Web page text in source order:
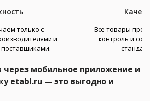
только с
и
Все товары
контроль и
через мобильное приложение и
etabl.ru — это выгодно и